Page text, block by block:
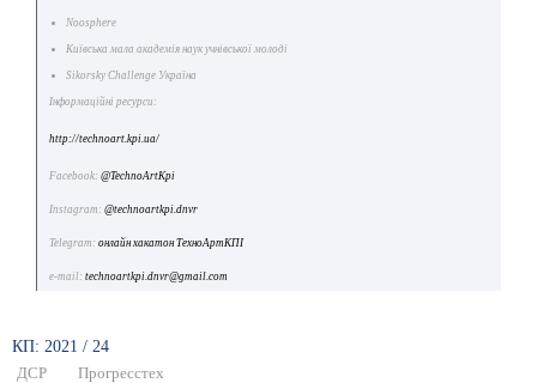
Noosphere
Київська мала академія наук учнівської молоді
Sikorsky Challenge Україна
Інформаційні ресурси:
http://technoart.kpi.ua/
Facebook: @TechnoArtKpi
Instagram: @technoartkpi.dnvr
Telegram: онлайн хакатон ТехноАртКПІ
e-mail: technoartkpi.dnvr@gmail.com
КП: 2021 / 24
ДСР
Прогресстех